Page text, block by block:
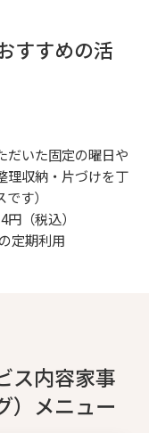
すすめの活
だいた固定の曜日や
理収納・片づけを丁
す）
（税込）
定期利用
ス内容家事
）メニュー